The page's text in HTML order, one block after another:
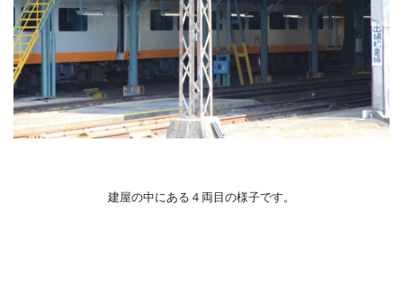
建屋の中にある４両目の様子です。